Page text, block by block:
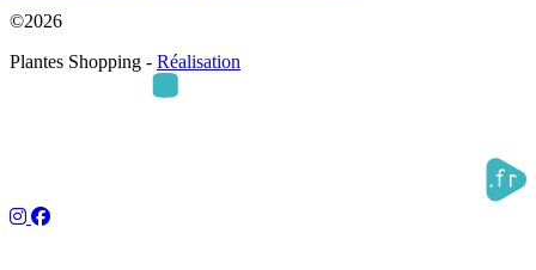
©2026
Plantes Shopping - Réalisation